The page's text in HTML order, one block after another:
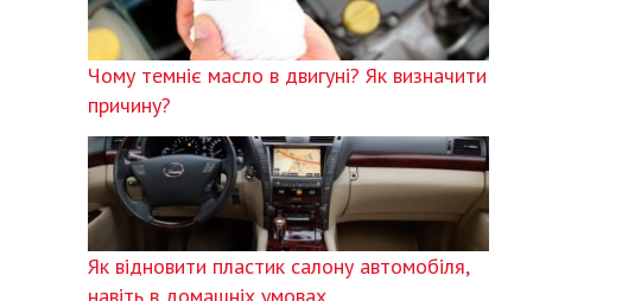
Чому темніє масло в двигуні? Як визначити
причину?
Як відновити пластик салону автомобіля,
навіть в домашніх умовах